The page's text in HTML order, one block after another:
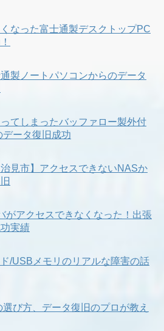
なった富士通製デスクトップPC
製ノートパソコンからのデータ
てしまったバッファロー製外付
ータ復旧成功
治見市】アクセスできないNASか
がアクセスできなくなった！出張
実績
/USBメモリのリアルな障害の話
び方、データ復旧のプロが教え